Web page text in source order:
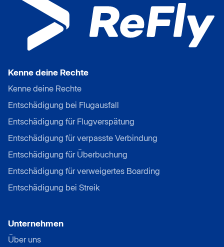
Kenne deine Rechte
Kenne deine Rechte
Entschädigung bei Flugausfall
Entschädigung für Flugverspätung
Entschädigung für verpasste Verbindung
Entschädigung für Überbuchung
Entschädigung für verweigertes Boarding
Entschädigung bei Streik
Unternehmen
Über uns